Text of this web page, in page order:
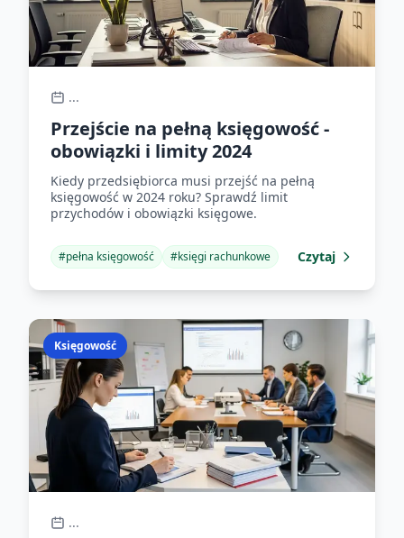
...
Przejście na pełną księgowość -
obowiązki i limity 2024
Kiedy przedsiębiorca musi przejść na pełną
księgowość w 2024 roku? Sprawdź limit
przychodów i obowiązki księgowe.
#pełna księgowość #księgi rachunkowe Czytaj
Księgowość
...